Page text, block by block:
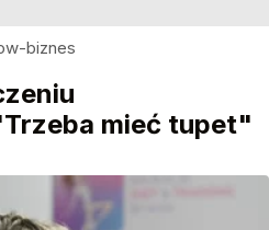
biznes
mieć tupet"